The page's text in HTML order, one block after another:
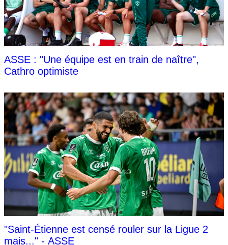
ASSE : "Une équipe est en train de naître",
Cathro optimiste
"Saint-Étienne est censé rouler sur la Ligue 2
mais..." - ASSE